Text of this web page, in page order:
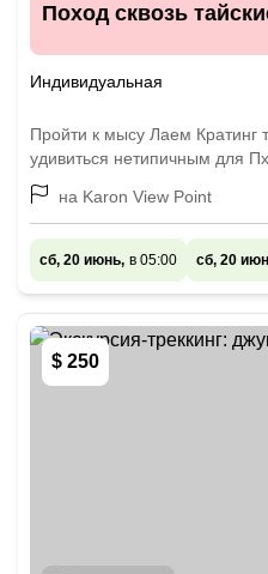
Поход сквозь
Индивидуальная
Пройти к мысу Лаем Кратинг
удивиться нетипичным для
на Karon View Point
сб, 20 июнь, в 05:00 сб, 20
$ 250